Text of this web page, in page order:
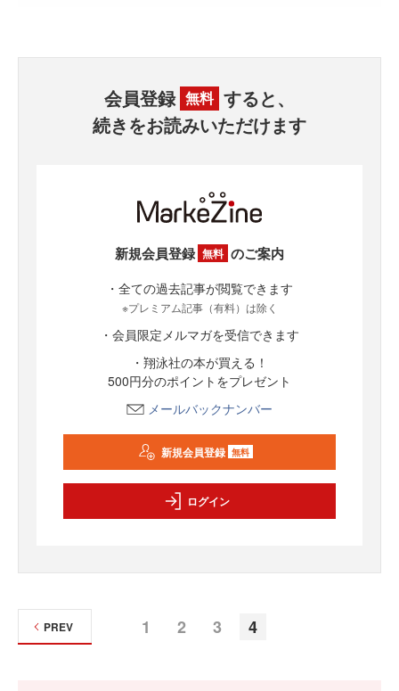
会員登録 無料 すると、
続きをお読みいただけます
新規会員登録 無料 のご案内
・全ての過去記事が閲覧できます
※プレミアム記事（有料）は除く
・会員限定メルマガを受信できます
・翔泳社の本が買える！
500円分のポイントをプレゼント
メールバックナンバー
新規会員登録 無料
ログイン
1 2 3 4
PREV